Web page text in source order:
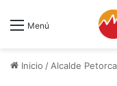
Menú
Inicio /Alcalde Petorca